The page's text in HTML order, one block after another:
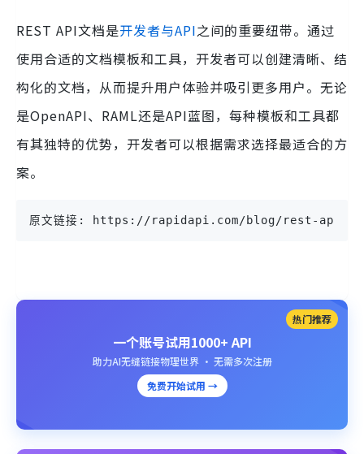
REST API文档是开发者与API之间的重要纽带。通过
使用合适的文档模板和工具，开发者可以创建清晰、结
构化的文档，从而提升用户体验并吸引更多用户。无论
是OpenAPI、RAML还是API蓝图，每种模板和工具都
有其独特的优势，开发者可以根据需求选择最适合的方
案。
原文链接: https://rapidapi.com/blog/rest-api-
热门推荐
一个账号试用1000+ API
助力AI无缝链接物理世界 · 无需多次注册
免费开始试用 →